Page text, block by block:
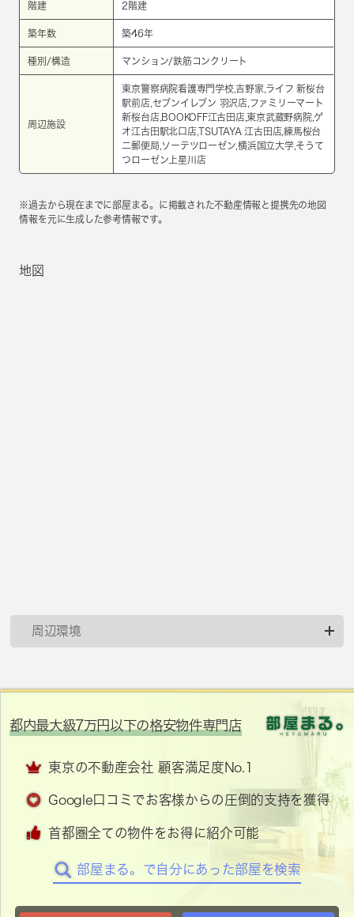
階建 2階建
築年数 築46年
種別/構造 マンション/鉄筋コンクリート
周辺施設
東京警察病院看護専門学校,吉野家,ライフ 新桜台
駅前店,セブンイレブン 羽沢店,ファミリーマート
新桜台店,BOOKOFF江古田店,東京武蔵野病院,ゲ
オ江古田駅北口店,TSUTAYA 江古田店,練馬桜台
二郵便局,ソーテツローゼン,横浜国立大学,そうて
つローゼン上星川店
※過去から現在までに部屋まる。に掲載された不動産情報と提携先の地図
情報を元に生成した参考情報です。
地図
周辺環境
都内最大級7万円以下の格安物件専門店
東京の不動産会社 顧客満足度No.1
Google口コミでお客様からの圧倒的支持を獲得
首都圏全ての物件をお得に紹介可能
部屋まる。で自分にあった部屋を検索